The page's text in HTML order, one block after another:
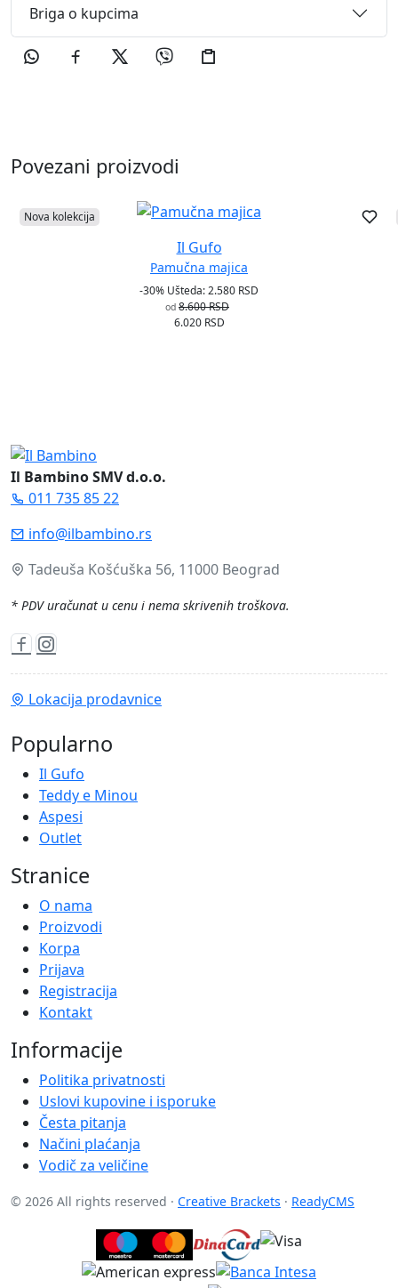
Briga o kupcima
Povezani proizvodi
Nova kolekcija
Il Gufo
Pamučna majica
-30% Ušteda: 2.580 RSD
od 8.600 RSD
6.020 RSD
Il Bambino SMV d.o.o.
011 735 85 22
info@ilbambino.rs
Tadeuša Košćuška 56, 11000 Beograd
* PDV uračunat u cenu i nema skrivenih troškova.
Lokacija prodavnice
Popularno
Il Gufo
Teddy e Minou
Aspesi
Outlet
Stranice
O nama
Proizvodi
Korpa
Prijava
Registracija
Kontakt
Informacije
Politika privatnosti
Uslovi kupovine i isporuke
Česta pitanja
Načini plaćanja
Vodič za veličine
© 2026 All rights reserved · Creative Brackets · ReadyCMS